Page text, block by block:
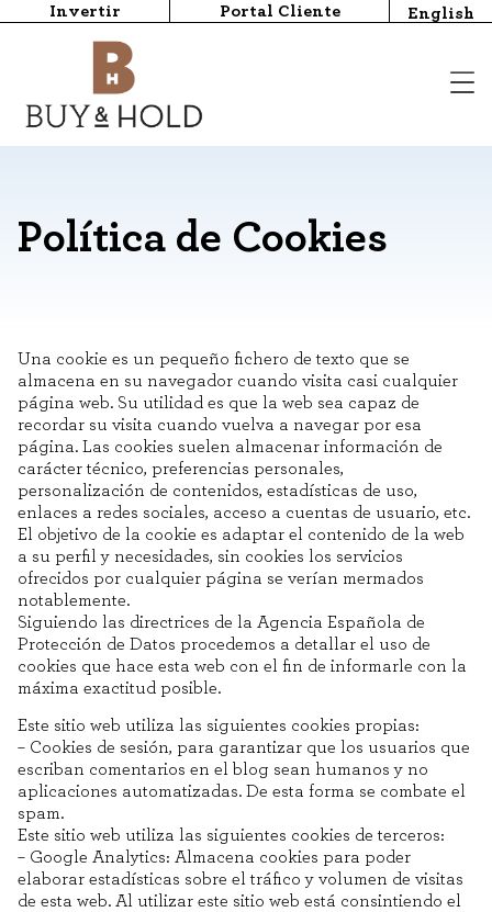
Invertir Portal Cliente English
Política de Cookies
Una cookie es un pequeño fichero de texto que se
almacena en su navegador cuando visita casi cualquier
página web. Su utilidad es que la web sea capaz de
recordar su visita cuando vuelva a navegar por esa
página. Las cookies suelen almacenar información de
carácter técnico, preferencias personales,
personalización de contenidos, estadísticas de uso,
enlaces a redes sociales, acceso a cuentas de usuario, etc.
El objetivo de la cookie es adaptar el contenido de la web
a su perfil y necesidades, sin cookies los servicios
ofrecidos por cualquier página se verían mermados
notablemente.
Siguiendo las directrices de la Agencia Española de
Protección de Datos procedemos a detallar el uso de
cookies que hace esta web con el fin de informarle con la
máxima exactitud posible.
Este sitio web utiliza las siguientes cookies propias:
– Cookies de sesión, para garantizar que los usuarios que
escriban comentarios en el blog sean humanos y no
aplicaciones automatizadas. De esta forma se combate el
spam.
Este sitio web utiliza las siguientes cookies de terceros:
– Google Analytics: Almacena cookies para poder
elaborar estadísticas sobre el tráfico y volumen de visitas
de esta web. Al utilizar este sitio web está consintiendo el